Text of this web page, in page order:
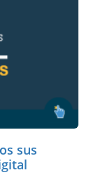
sus